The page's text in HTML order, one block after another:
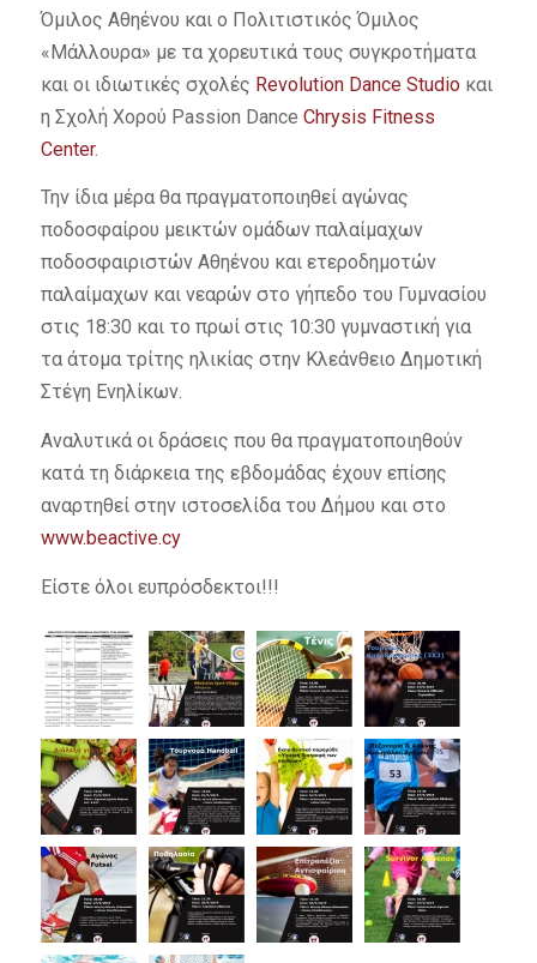
Όμιλος Αθηένου και ο Πολιτιστικός Όμιλος
«Μάλλουρα» με τα χορευτικά τους συγκροτήματα
και οι ιδιωτικές σχολές Revolution Dance Studioκαι
η Σχολή Χορού Passion Dance Chrysis Fitness
Center.
Την ίδια μέρα θα πραγματοποιηθεί αγώνας
ποδοσφαίρου μεικτών ομάδων παλαίμαχων
ποδοσφαιριστών Αθηένου και ετεροδημοτών
παλαίμαχων και νεαρών στο γήπεδο του Γυμνασίου
στις 18:30 και το πρωί στις 10:30 γυμναστική για
τα άτομα τρίτης ηλικίας στην Κλεάνθειο Δημοτική
Στέγη Ενηλίκων.
Αναλυτικά οι δράσεις που θα πραγματοποιηθούν
κατά τη διάρκεια της εβδομάδας έχουν επίσης
αναρτηθεί στην ιστοσελίδα του Δήμου και στο
www.beactive.cy
Είστε όλοι ευπρόσδεκτοι!!!